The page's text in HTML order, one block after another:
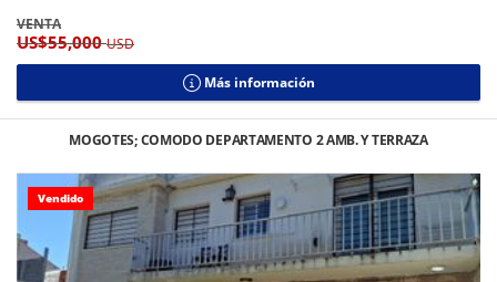
VENTA
US$55,000USD
Más información
MOGOTES; COMODO DEPARTAMENTO 2 AMB. Y TERRAZA
Vendido